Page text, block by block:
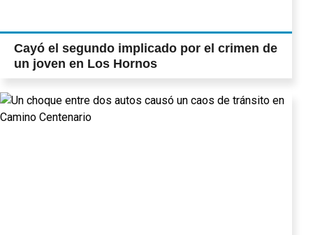
Cayó el segundo implicado por el crimen de
un joven en Los Hornos